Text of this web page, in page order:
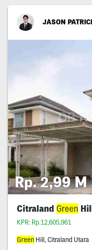
JASON
Rp. 2,99 M
Citraland Green
KPR: Rp.12,605,961
GreenHill, Citraland Utara